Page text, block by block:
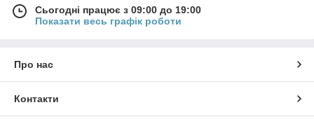
Сьогодні працює з 09:00 до 19:00
Показати весь графік роботи
Про нас
Контакти